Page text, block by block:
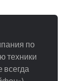
по
техники
всегда